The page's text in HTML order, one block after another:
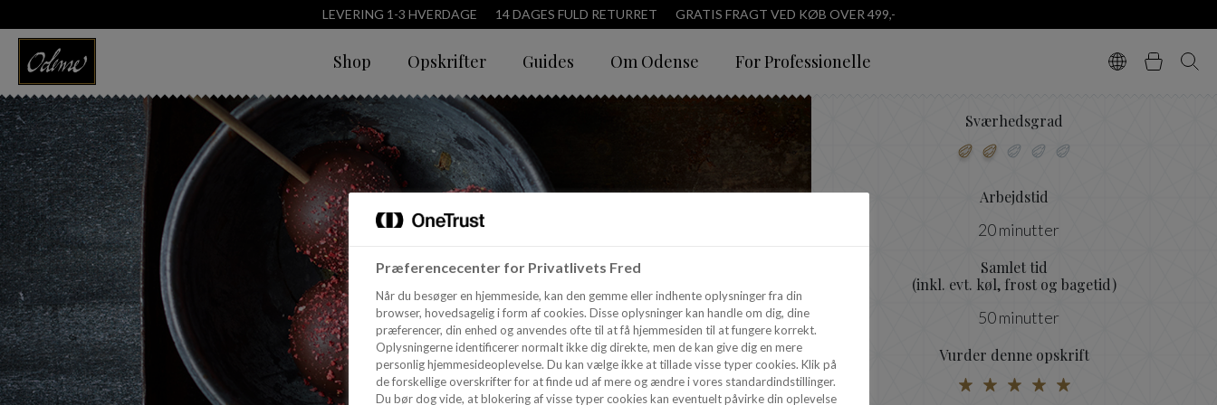
LEVERING 1-3 HVERDAGE 14 DAGES FULD RETURRET GRATIS FRAGT VED KØB OVER 499,-
Shop Opskrifter Guides Om Odense For Professionelle Vælg sprog
Kurv Søg
Sværhedsgrad
Arbejdstid
20 minutter
Samlet tid
(inkl. evt. køl, frost og bagetid)
50 minutter
Vurder denne opskrift
Præferencecenter for Privatlivets Fred
Når du besøger en hjemmeside, kan den gemme eller indhente oplysninger fra din
browser, hovedsagelig i form af cookies. Disse oplysninger kan handle om dig, dine
præferencer, din enhed og anvendes ofte til at få hjemmesiden til at fungere korrekt.
Oplysningerne identificerer normalt ikke dig direkte, men de kan give dig en mere
personlig hjemmesideoplevelse. Du kan vælge ikke at tillade visse typer cookies. Klik på
de forskellige overskrifter for at finde ud af mere og ændre i vores standardindstillinger.
Du bør dog vide, at blokering af visse typer cookies kan eventuelt påvirke din oplevelse